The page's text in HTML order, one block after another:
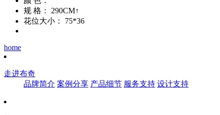
规 格：
290CM↑
花位大小：
75*36
home
走进布奇
品牌简介 案例分享 产品细节 服务支持 设计支持